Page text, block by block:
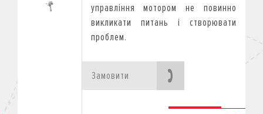
управління мотором не повинно
викликати питань і створювати
проблем.
Замовити